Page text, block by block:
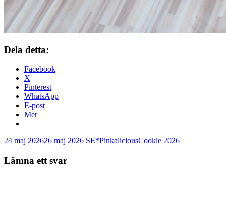
Dela detta:
Facebook
X
Pinterest
WhatsApp
E-post
Mer
24 maj 202626 maj 2026 SE*PinkaliciousCookie 2026
Lämna ett svar